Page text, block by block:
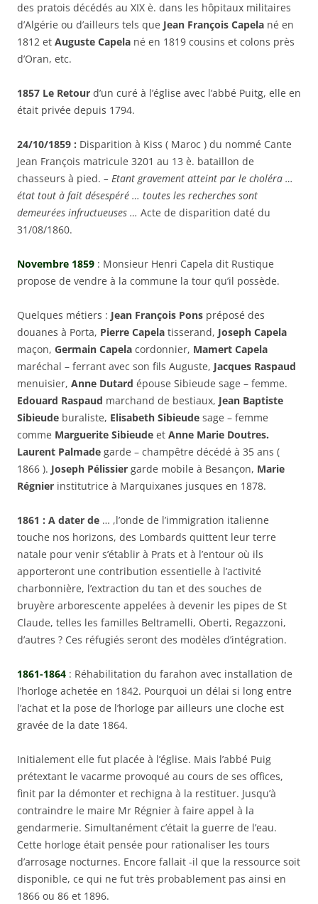
des pratois décédés au XIX è. dans les hôpitaux militaires
d’Algérie ou d’ailleurs tels que Jean François Capela né en
1812 et Auguste Capela né en 1819 cousins et colons près
d’Oran, etc.
1857 Le Retour d’un curé à l’église avec l’abbé Puitg, elle en
était privée depuis 1794.
24/10/1859 : Disparition à Kiss ( Maroc ) du nommé Cante
Jean François matricule 3201 au 13 è. bataillon de
chasseurs à pied. – Etant gravement atteint par le choléra …
état tout à fait désespéré … toutes les recherches sont
demeurées infructueuses … Acte de disparition daté du
31/08/1860.
Novembre 1859 : Monsieur Henri Capela dit Rustique
propose de vendre à la commune la tour qu’il possède.
Quelques métiers : Jean François Pons préposé des
douanes à Porta, Pierre Capela tisserand, Joseph Capela
maçon, Germain Capela cordonnier, Mamert Capela
maréchal – ferrant avec son fils Auguste, Jacques Raspaud
menuisier, Anne Dutard épouse Sibieude sage – femme.
Edouard Raspaud marchand de bestiaux, Jean Baptiste
Sibieude buraliste, Elisabeth Sibieude sage – femme
comme Marguerite Sibieude et Anne Marie Doutres.
Laurent Palmade garde – champêtre décédé à 35 ans (
1866 ). Joseph Pélissier garde mobile à Besançon, Marie
Régnier institutrice à Marquixanes jusques en 1878.
1861 : A dater de … ,l’onde de l’immigration italienne
touche nos horizons, des Lombards quittent leur terre
natale pour venir s’établir à Prats et à l’entour où ils
apporteront une contribution essentielle à l’activité
charbonnière, l’extraction du tan et des souches de
bruyère arborescente appelées à devenir les pipes de St
Claude, telles les familles Beltramelli, Oberti, Regazzoni,
d’autres ? Ces réfugiés seront des modèles d’intégration.
1861-1864 : Réhabilitation du farahon avec installation de
l’horloge achetée en 1842. Pourquoi un délai si long entre
l’achat et la pose de l’horloge par ailleurs une cloche est
gravée de la date 1864.
Initialement elle fut placée à l’église. Mais l’abbé Puig
prétextant le vacarme provoqué au cours de ses offices,
finit par la démonter et rechigna à la restituer. Jusqu’à
contraindre le maire Mr Régnier à faire appel à la
gendarmerie. Simultanément c’était la guerre de l’eau.
Cette horloge était pensée pour rationaliser les tours
d’arrosage nocturnes. Encore fallait -il que la ressource soit
disponible, ce qui ne fut très probablement pas ainsi en
1866 ou 86 et 1896.